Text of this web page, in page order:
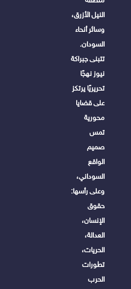
النيل الأزرق،
وسائر أنحاء
السودان.
تتبنى جبراكة
نيوز نهجًا
تحريريًا يرتكز
على قضايا
محورية
تمس
صميم
الواقع
السوداني،
وعلى رأسها:
حقوق
الإنسان،
العدالة،
الحريات،
تطورات
الحرب